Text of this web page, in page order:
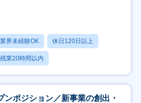
界未経験OK 休日120日以上
業20時間以内
ンポジション／新事業の創出・